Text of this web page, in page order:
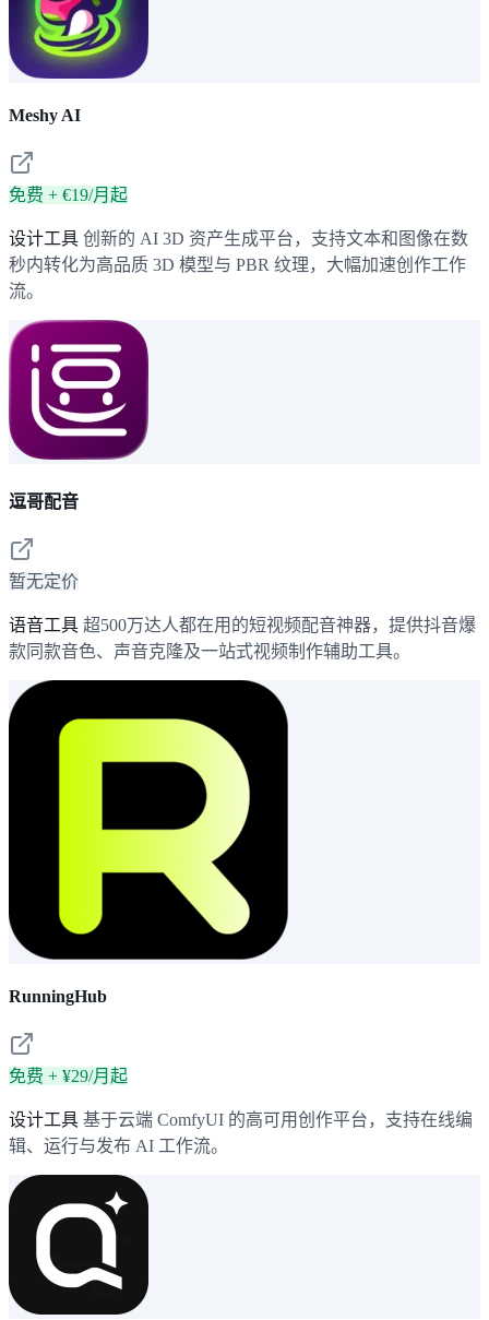
Meshy AI
免费 + €19/月起
设计工具 创新的 AI 3D 资产生成平台，支持文本和图像在数
秒内转化为高品质 3D 模型与 PBR 纹理，大幅加速创作工作
流。
逗哥配音
暂无定价
语音工具 超500万达人都在用的短视频配音神器，提供抖音爆
款同款音色、声音克隆及一站式视频制作辅助工具。
RunningHub
免费 + ¥29/月起
设计工具 基于云端 ComfyUI 的高可用创作平台，支持在线编
辑、运行与发布 AI 工作流。